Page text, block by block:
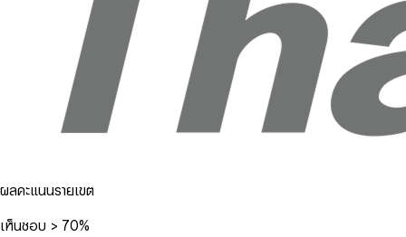
ผลคะแนนรายเขต
เห็นชอบ > 70%